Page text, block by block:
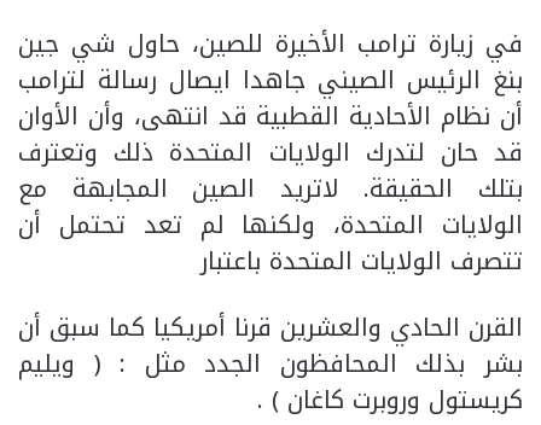
في زيارة ترامب الأخيرة للصين، حاول شي جين
بنغ الرئيس الصيني جاهدا ايصال رسالة لترامب
أن نظام الأحادية القطبية قد انتهى، وأن الأوان
قد حان لتدرك الولايات المتحدة ذلك وتعترف
بتلك الحقيقة. لاتريد الصين المجابهة مع
الولايات المتحدة، ولكنها لم تعد تحتمل أن
تتصرف الولايات المتحدة باعتبار
القرن الحادي والعشرين قرنا أمريكيا كما سبق أن
بشر بذلك المحافظون الجدد مثل : ( ويليم
كريستول وروبرت كاغان ) .